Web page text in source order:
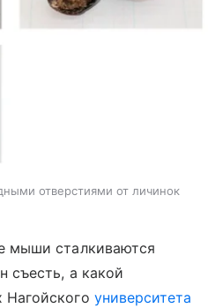
отверстиями от личинок
мыши сталкиваются
съесть, а какой
университета